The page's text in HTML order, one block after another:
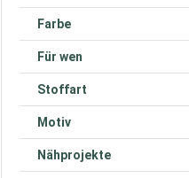
Farbe
Für wen
Stoffart
Motiv
Nähprojekte